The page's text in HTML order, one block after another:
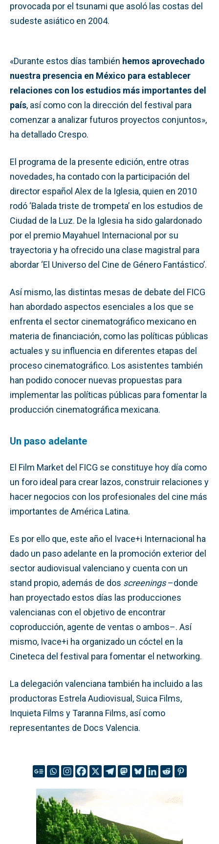
provocada por el tsunami que asoló las costas del
sudeste asiático en 2004.
«Durante estos días también hemos aprovechado
nuestra presencia en México para establecer
relaciones con los estudios más importantes del
país, así como con la dirección del festival para
comenzar a analizar futuros proyectos conjuntos»,
ha detallado Crespo.
El programa de la presente edición, entre otras
novedades, ha contado con la participación del
director español Alex de la Iglesia, quien en 2010
rodó ‘Balada triste de trompeta’ en los estudios de
Ciudad de la Luz. De la Iglesia ha sido galardonado
por el premio Mayahuel Internacional por su
trayectoria y ha ofrecido una clase magistral para
abordar ‘El Universo del Cine de Género Fantástico’.
Así mismo, las distintas mesas de debate del FICG
han abordado aspectos esenciales a los que se
enfrenta el sector cinematográfico mexicano en
materia de financiación, como las políticas públicas
actuales y su influencia en diferentes etapas del
proceso cinematográfico. Los asistentes también
han podido conocer nuevas propuestas para
implementar las políticas públicas para fomentar la
producción cinematográfica mexicana.
Un paso adelante
El Film Market del FICG se constituye hoy día como
un foro ideal para crear lazos, construir relaciones y
hacer negocios con los profesionales del cine más
importantes de América Latina.
Es por ello que, este año el Ivace+i Internacional ha
dado un paso adelante en la promoción exterior del
sector audiovisual valenciano y cuenta con un
stand propio, además de dos screenings–donde
han proyectado estos días las producciones
valencianas con el objetivo de encontrar
coproducción, agente de ventas o ambos–. Así
mismo, Ivace+i ha organizado un cóctel en la
Cineteca del festival para fomentar el networking.
La delegación valenciana también ha incluido a las
productoras Estrela Audiovisual, Suica Films,
Inquieta Films y Taranna Films, así como
representantes de Docs Valencia.